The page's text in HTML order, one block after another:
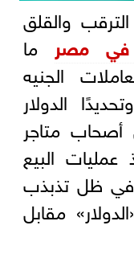
والقلق
مصر ما
الجنيه
الدولار
متاجر
عمليات البيع
في ظل تذبذب
مقابل